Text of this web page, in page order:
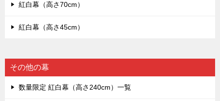
紅白幕（高さ70cm）
紅白幕（高さ45cm）
その他の幕
数量限定 紅白幕（高さ240cm）一覧